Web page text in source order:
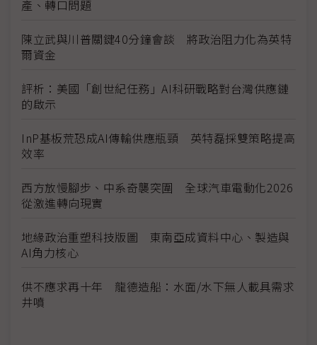
產、轉口問題
陳立武與川普關鍵40分鐘會談 將政治阻力化為英特
爾資金
評析：美國「創世紀任務」AI科研戰略對台灣供應鏈
的啟示
InP基板荒恐成AI傳輸供應瓶頸 英特磊採雙策略提高
效率
西方放慢腳步、中系奇襲突圍 全球汽車電動化2026
從激進轉向現實
地緣政治重塑科技版圖 東南亞成資料中心、製造與
AI角力核心
供不應求再十年 龍德造船：水面/水下無人載具需求
井噴